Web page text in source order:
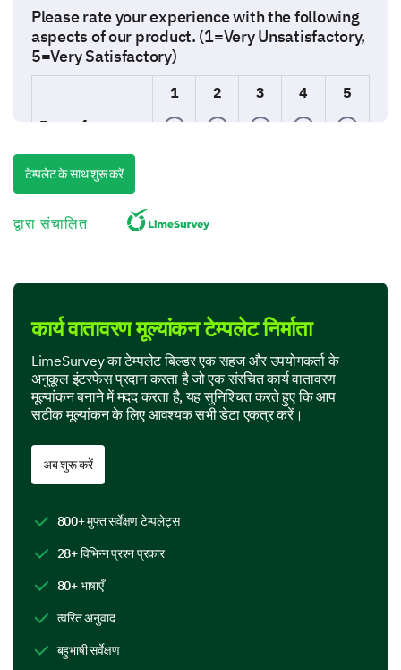
Please rate your experience with the following
aspects of our product. (1=Very Unsatisfactory,
5=Very Satisfactory)
1 2 3 4
5
Ease of use
Quality
Performance
Value for money
In this section, we are interested in your perspective
on specific features of our product.
Which features of our product do you find most
useful? (Select all that apply)
Feature A
Feature B
Feature C
Feature D
If you could add or change one feature on our
product, what would it be and why?
टेम्पलेट के साथ शुरू करें
द्वारा संचालित
कार्य वातावरण मूल्यांकन टेम्पलेट निर्माता
LimeSurvey का टेम्पलेट बिल्डर एक सहज और उपयोगकर्ता के
अनुकूल इंटरफेस प्रदान करता है जो एक संरचित कार्य वातावरण
मूल्यांकन बनाने में मदद करता है, यह सुनिश्चित करते हुए कि आप
सटीक मूल्यांकन के लिए आवश्यक सभी डेटा एकत्र करें।
अब शुरू करें
800+ मुफ्त सर्वेक्षण टेम्पलेट्स
28+ विभिन्न प्रश्न प्रकार
80+ भाषाएँ
त्वरित अनुवाद
बहुभाषी सर्वेक्षण